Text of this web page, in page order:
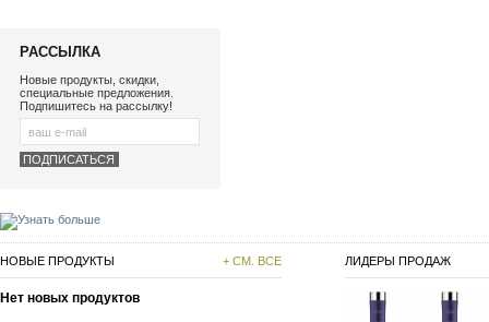
РАССЫЛКА
Новые продукты, скидки,
специальные предложения.
Подпишитесь на рассылку!
НОВЫЕ ПРОДУКТЫ + СМ. ВСЕ
Нет новых продуктов
ЛИДЕРЫ ПРОДАЖ